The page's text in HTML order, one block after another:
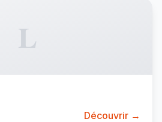
L
Découvrir →